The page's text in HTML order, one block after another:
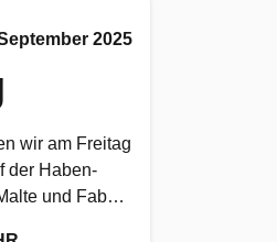
2025
wir am Freitag
der Haben-
und Fabse